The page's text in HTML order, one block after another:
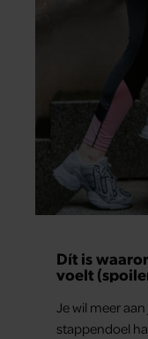
Dít is
voelt
Je wil meer
stappendoel